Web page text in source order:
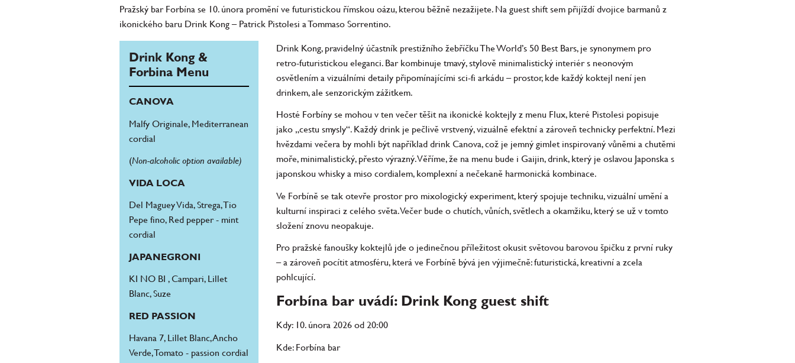
Pražský bar Forbína se 10. února promění ve futuristickou římskou oázu, kterou běžně nezažijete. Na guest shift sem přijíždí dvojice barmanů z
ikonického baru Drink Kong – Patrick Pistolesi a Tommaso Sorrentino.
Drink Kong &
Forbina Menu
CANOVA
Malfy Originale, Mediterranean
cordial
(Non-alcoholic option available)
VIDA LOCA
Del Maguey Vida, Strega, Tio
Pepe fino, Red pepper - mint
cordial
JAPANEGRONI
KI NO BI , Campari, Lillet
Blanc, Suze
RED PASSION
Havana 7, Lillet Blanc, Ancho
Verde, Tomato - passion cordial
Drink Kong, pravidelný účastník prestižního žebříčku The World’s 50 Best Bars, je synonymem pro
retro-futuristickou eleganci. Bar kombinuje tmavý, stylově minimalistický interiér s neonovým
osvětlením a vizuálními detaily připomínajícími sci-fi arkádu – prostor, kde každý koktejl není jen
drinkem, ale senzorickým zážitkem.
Hosté Forbíny se mohou v ten večer těšit na ikonické koktejly z menu Flux, které Pistolesi popisuje
jako „cestu smysly“. Každý drink je pečlivě vrstvený, vizuálně efektní a zároveň technicky perfektní. Mezi
hvězdami večera by mohli být například drink Canova, což je jemný gimlet inspirovaný vůněmi a chutěmi
moře, minimalistický, přesto výrazný. Věříme, že na menu bude i Gaijin, drink, který je oslavou Japonska s
japonskou whisky a miso cordialem, komplexní a nečekaně harmonická kombinace.
Ve Forbíně se tak otevře prostor pro mixologický experiment, který spojuje techniku, vizuální umění a
kulturní inspiraci z celého světa. Večer bude o chutích, vůních, světlech a okamžiku, který se už v tomto
složení znovu neopakuje.
Pro pražské fanoušky koktejlů jde o jedinečnou příležitost okusit světovou barovou špičku z první ruky
– a zároveň pocítit atmosféru, která ve Forbíně bývá jen výjimečně: futuristická, kreativní a zcela
pohlcující.
Forbína bar uvádí: Drink Kong guest shift
Kdy: 10. února 2026 od 20:00
Kde: Forbína bar